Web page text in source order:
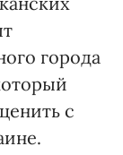
города
с